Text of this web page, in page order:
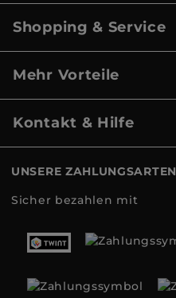
Shopping & Service
Mehr Vorteile
Kontakt & Hilfe
UNSERE ZAHLUNGSARTEN
Sicher bezahlen mit